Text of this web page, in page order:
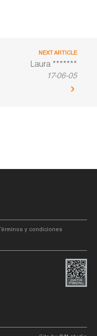
NEXT ARTICLE
Laura *******
17-06-05
Términos y condiciones